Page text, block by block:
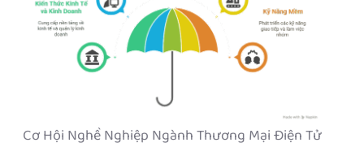
Cơ Hội Nghề Nghiệp Ngành Thương Mại Điện Tử